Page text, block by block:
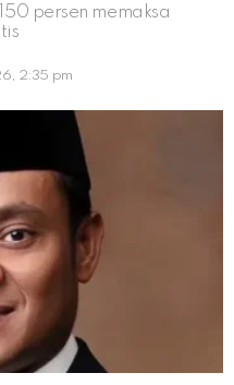
persen memaksa
2:35 pm